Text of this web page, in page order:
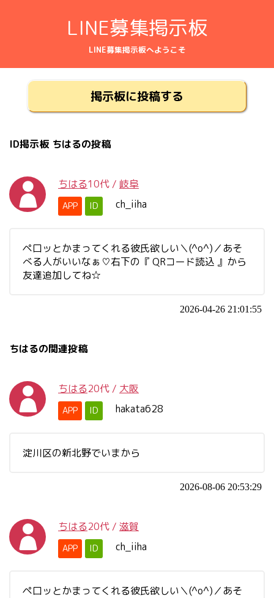
LINE募集掲示板
LINE募集掲示板へようこそ
掲示板に投稿する
ID掲示板 ちはるの投稿
ちはる10代 / 岐阜
APP ID ch_iiha
ペ口ッとかまってくれる彼氏欲しい＼(^o^)／あそ
べる人がいいなぁ♡右下の『 QRコード読込 』から
友達追加してね☆
2026-04-26 21:01:55
ちはるの関連投稿
ちはる20代 / 大阪
APP ID hakata628
淀川区の新北野でいまから
2026-08-06 20:53:29
ちはる20代 / 滋賀
APP ID ch_iiha
ペ口ッとかまってくれる彼氏欲しい＼(^o^)／あそ